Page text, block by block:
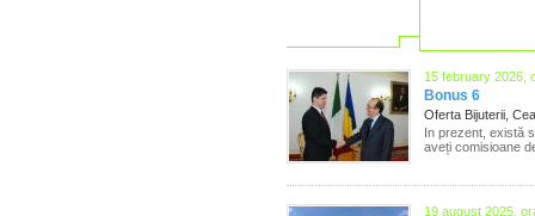
15 february 2026,
Bonus 6
Oferta Bijuterii,
In prezent, există
aveți comisioane
19 august 2025,